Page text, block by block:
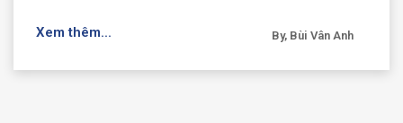
Xem thêm... By, Bùi Vân Anh